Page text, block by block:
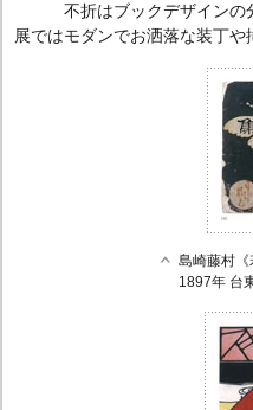
不折はブックデザインの分
展ではモダンでお洒落な装丁や
島崎藤村
1897年 台